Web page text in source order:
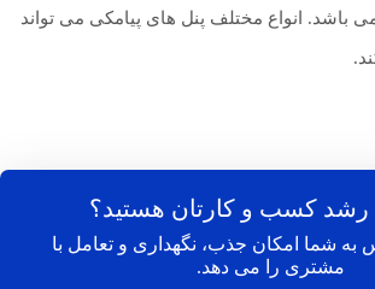
باشد. انواع مختلف پنل های پیامکی می تواند
رشد کسب و کارتان هستید؟
شما امکان جذب، نگهداری و تعامل با
مشتری را می دهد.